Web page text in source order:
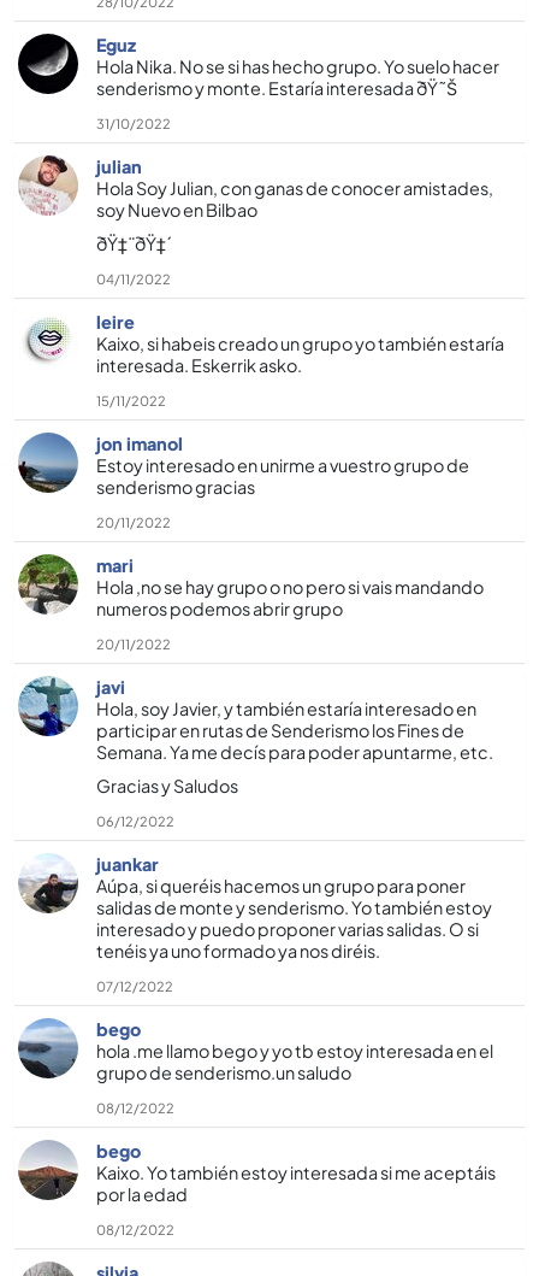
Eguz
Hola Nika. No se si has hecho grupo. Yo suelo hacer
senderismo y monte. Estarí­a interesada ðŸ˜Š
31/10/2022
julian
Hola Soy Julian, con ganas de conocer amistades,
soy Nuevo en Bilbao
ðŸ‡¨ðŸ‡´
04/11/2022
leire
Kaixo, si habeis creado un grupo yo también estarí­a
interesada. Eskerrik asko.
15/11/2022
jon imanol
Estoy interesado en unirme a vuestro grupo de
senderismo gracias
20/11/2022
mari
Hola ,no se hay grupo o no pero si vais mandando
numeros podemos abrir grupo
20/11/2022
javi
Hola, soy Javier, y también estarí­a interesado en
participar en rutas de Senderismo los Fines de
Semana. Ya me decí­s para poder apuntarme, etc.
Gracias y Saludos
06/12/2022
juankar
Aúpa, si queréis hacemos un grupo para poner
salidas de monte y senderismo. Yo también estoy
interesado y puedo proponer varias salidas. O si
tenéis ya uno formado ya nos diréis.
07/12/2022
bego
hola .me llamo bego y yo tb estoy interesada en el
grupo de senderismo.un saludo
08/12/2022
bego
Kaixo. Yo también estoy interesada si me aceptáis
por la edad
08/12/2022